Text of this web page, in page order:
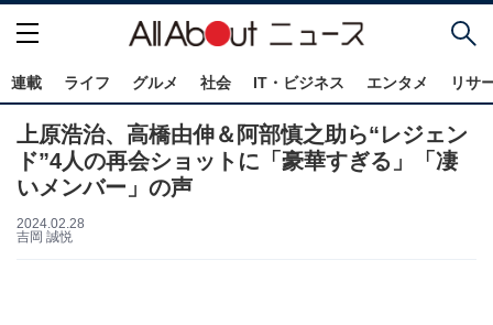
連載 ライフ グルメ 社会 IT・ビジネス エンタメ リサ
上原浩治、高橋由伸＆阿部慎之助ら“レジェン
ド”4人の再会ショットに「豪華すぎる」「凄
いメンバー」の声
2024.02.28
吉岡 誠悦